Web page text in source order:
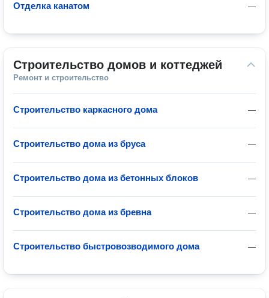
—
Отделка канатом
Строительство домов и коттеджей
Ремонт и строительство
—
Строительство каркасного дома
—
Строительство дома из бруса
—
Строительство дома из бетонных блоков
—
Строительство дома из бревна
—
Строительство быстровозводимого дома